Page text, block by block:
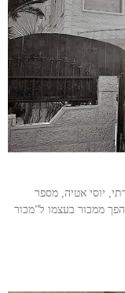
יוסי אטיה, מספר
הפך ממכור בעצמו ל”מכור